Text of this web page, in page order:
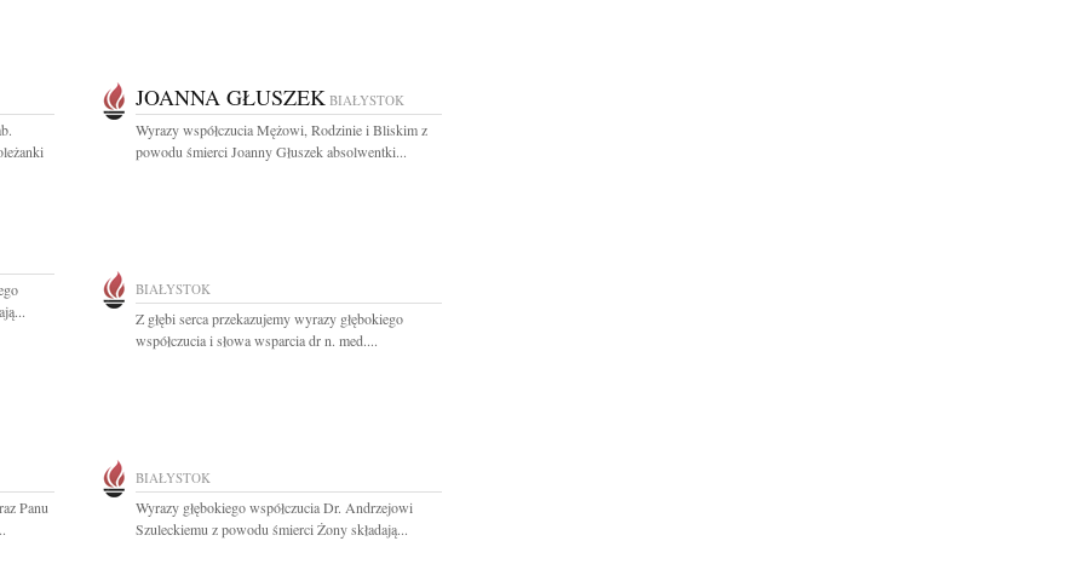
JOANNA GŁUSZEK BIAŁYSTOK
Wyrazy współczucia Mężowi, Rodzinie i Bliskim z
powodu śmierci Joanny Głuszek absolwentki...
BIAŁYSTOK
Z głębi serca przekazujemy wyrazy głębokiego
współczucia i słowa wsparcia dr n. med....
Panu
BIAŁYSTOK
Wyrazy głębokiego współczucia Dr. Andrzejowi
Szuleckiemu z powodu śmierci Żony składają...